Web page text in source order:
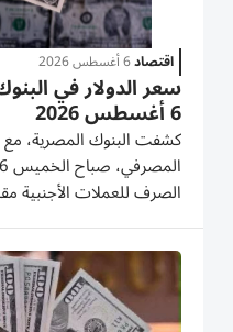
اقتصاد6 أغسطس 2026
سعر الدولار في
6 أغسطس 2026
كشفت البنوك المصرية،
الصرف للعملات الأجنبية
مقابل الجنيه في البنوك
قرشاً من قيمته خلال